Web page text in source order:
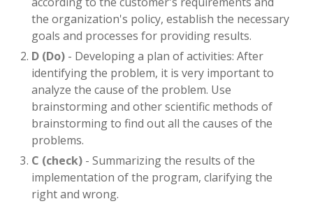
the organization's policy, establish the necessary
goals and processes for providing results.
D (Do) - Developing a plan of activities: After
identifying the problem, it is very important to
analyze the cause of the problem. Use
brainstorming and other scientific methods of
brainstorming to find out all the causes of the
problems.
C (check) - Summarizing the results of the
implementation of the program, clarifying the
right and wrong.